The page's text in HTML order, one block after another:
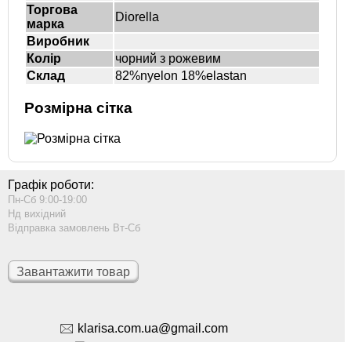
Торгова
марка
Diorella
Виробник
Колір
чорний з рожевим
Склад
82%nyelon 18%elastan
Розмірна сітка
Графік роботи:
Пн-Сб 9:00-19:00
Нд вихідний
Відправка замовлень Вт-Сб
Завантажити товар
🖂 klarisa.com.ua@gmail.com